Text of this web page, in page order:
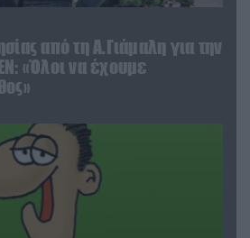
από τη Α.Γιάμαλη για την
«Όλοι να έχουμε